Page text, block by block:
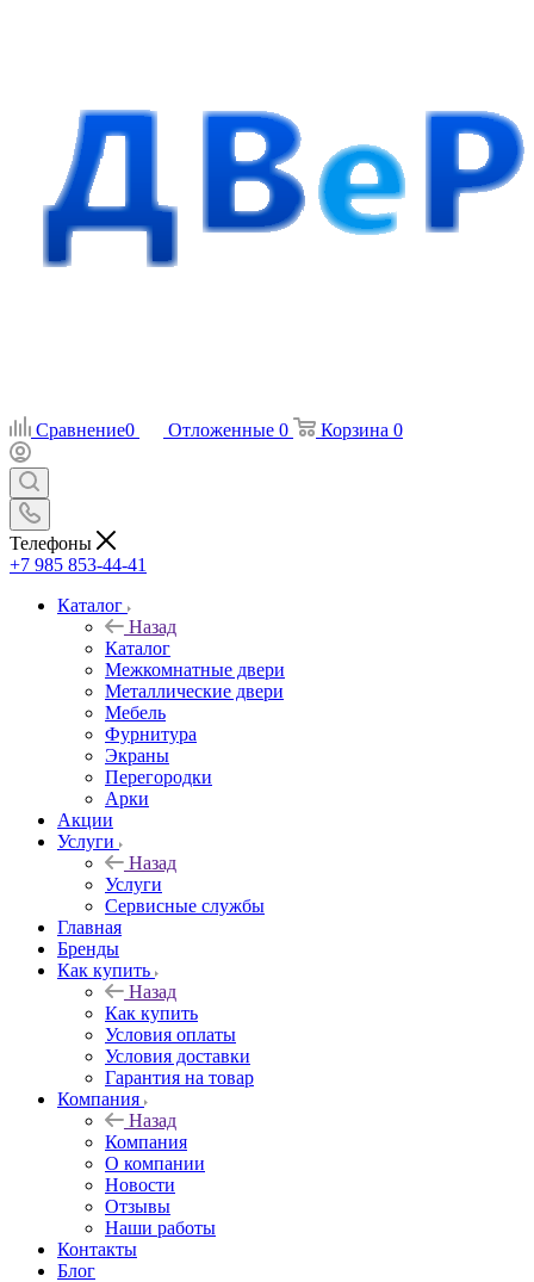
Сравнение0 Отложенные 0 Корзина 0
Телефоны
+7 985 853-44-41
Каталог
Назад
Каталог
Межкомнатные двери
Металлические двери
Мебель
Фурнитура
Экраны
Перегородки
Арки
Акции
Услуги
Назад
Услуги
Сервисные службы
Главная
Бренды
Как купить
Назад
Как купить
Условия оплаты
Условия доставки
Гарантия на товар
Компания
Назад
Компания
О компании
Новости
Отзывы
Наши работы
Контакты
Блог